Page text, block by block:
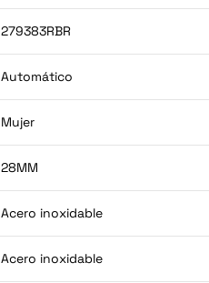
279383RBR
Automático
Mujer
28MM
Acero inoxidable
Acero inoxidable